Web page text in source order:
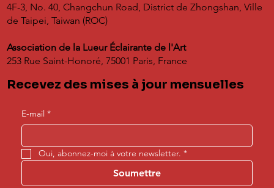
4F-3, No. 40, Changchun Road, District de Zhongshan, Ville
de Taipei, Taiwan (ROC)
Association de la Lueur Éclairante de l'Art
253 Rue Saint-Honoré, 75001 Paris, France
Recevez des mises à jour mensuelles
E-mail *
Oui, abonnez-moi à votre newsletter. *
Soumettre